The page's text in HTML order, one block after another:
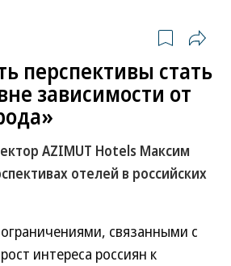
перспективы стать
зависимости от
AZIMUT Hotels Максим
отелей в российских
связанными с
интереса россиян к